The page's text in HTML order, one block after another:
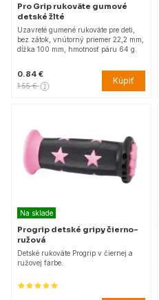
Pro Grip rukoväte gumové
detské žlté
Uzavreté gumené rukoväte pre deti,
bez zátok, vnútorný priemer 22,2 mm,
dĺžka 100 mm, hmotnosť páru 64 g.
0.84 €
1.55 € Kúpiť
Na sklade
Progrip detské gripy čierno-
ružová
Detské rukoväte Progrip v čiernej a
ružovej farbe.